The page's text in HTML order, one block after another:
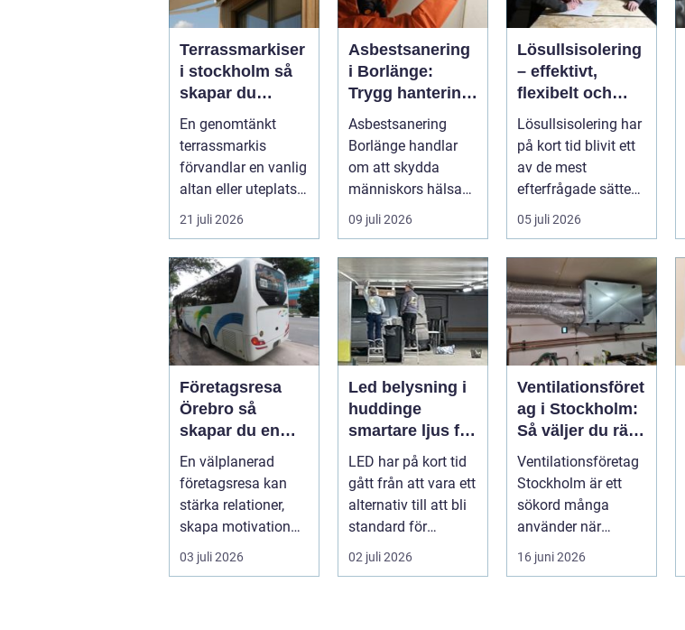
Terrassmarkiser
i stockholm så
skapar du
skugga, stil och
komfort på
uteplatsen
En genomtänkt
terrassmarkis
förvandlar en vanlig
altan eller uteplats
till ett extra rum
under somma...
21 juli 2026
Asbestsanering
i Borlänge:
Trygg hantering
av farliga fibrer
Asbestsanering
Borlänge handlar
om att skydda
människors hälsa
och skapa säkra
m...
09 juli 2026
Lösullsisolering
– effektivt,
flexibelt och
klimatsmart
Lösullsisolering har
på kort tid blivit ett
av de mest
efterfrågade sätten
att...
05 juli 2026
Företagsresa
Örebro så
skapar du en
smidig och
minnesvärd resa
för hela teamet
En välplanerad
företagsresa kan
stärka relationer,
skapa motivation
och ge ny energi till
både chefe...
03 juli 2026
Led belysning i
huddinge
smartare ljus för
företag och
fastigheter
LED har på kort tid
gått från att vara ett
alternativ till att bli
standard för
modern belysning.
Fö...
02 juli 2026
Ventilationsföret
ag i Stockholm:
Så väljer du rätt
partner för frisk
luft inomhus
Ventilationsföretag
Stockholm är ett
sökord många
använder när
inomhu...
16 juni 2026